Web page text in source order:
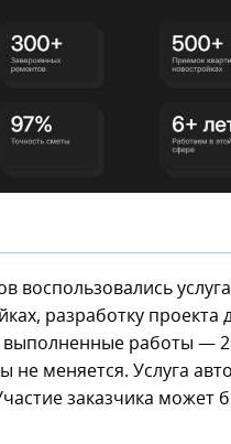
воспользовались
разработку проекта
работы — 2
не меняется. Услуга
заказчика